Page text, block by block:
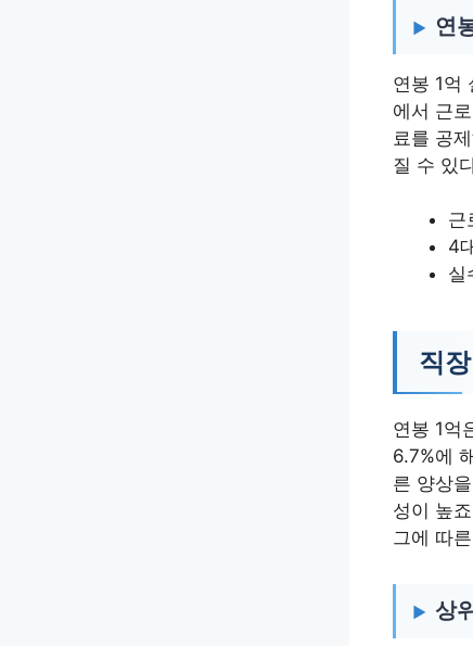
연
연봉 1억
에서 근
료를 공
질 수 있
근
4
실
직
연봉 1억
6.7%에
른 양상
성이 높
그에 따
상